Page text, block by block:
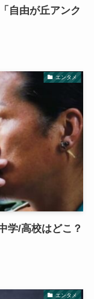
自由が丘アンク
エンタメ
学/高校はどこ？
エンタメ